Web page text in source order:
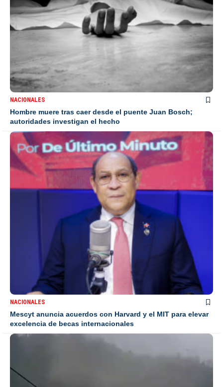
NACIONALES
Hombre muere tras caer desde el puente Juan Bosch;
autoridades investigan el hecho
NACIONALES
Mescyt anuncia acuerdos con Harvard y el MIT para elevar
excelencia de becas internacionales